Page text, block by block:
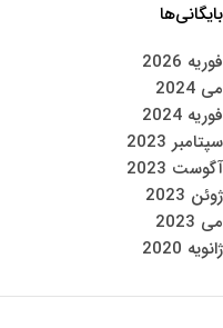
بایگانی‌ها
فوریه 2026
می 2024
فوریه 2024
سپتامبر 2023
آگوست 2023
ژوئن 2023
می 2023
ژانویه 2020